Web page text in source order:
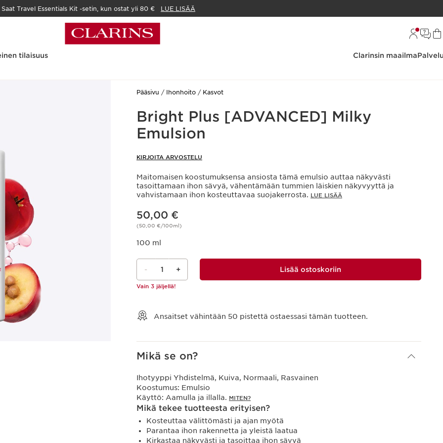
Saat Travel Essentials Kit -setin, kun ostat yli 80 € LUE LISÄÄ
tilaisuus Clarinsin maailma
Pääsivu Ihonhoito Kasvot
Bright Plus [ADVANCED] Milky
Emulsion
KIRJOITA ARVOSTELU
Maitomaisen koostumuksensa ansiosta tämä emulsio auttaa näkyvästi
tasoittamaan ihon sävyä, vähentämään tummien läiskien näkyvyyttä ja
vahvistamaan ihon kosteuttavaa suojakerrosta. LUE LISÄÄ
Nykyinen hinta 50,00 €
50,00 €
(50,00 €/100ml)
100 ml
- 1 +
Vain 3 jäljellä!
Lisää ostoskoriin
Ansaitset vähintään 50 pistettä ostaessasi tämän tuotteen.
Mikä se on?
Ihotyyppi Yhdistelmä, Kuiva, Normaali, Rasvainen
Koostumus: Emulsio
Käyttö: Aamulla ja illalla. MITEN?
Mikä tekee tuotteesta erityisen?
Kosteuttaa välittömästi ja ajan myötä
Parantaa ihon rakennetta ja yleistä laatua
Kirkastaa näkyvästi ja tasoittaa ihon sävyä